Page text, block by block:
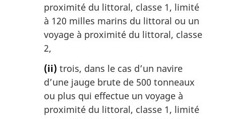
proximité du littoral, classe 1, limité
à 120 milles marins du littoral ou un
voyage à proximité du littoral, classe
2,
(ii) trois, dans le cas d’un navire
d’une jauge brute de 500 tonneaux
ou plus qui effectue un voyage à
proximité du littoral, classe 1, limité